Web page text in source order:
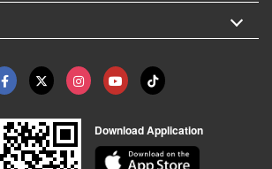
Download Application